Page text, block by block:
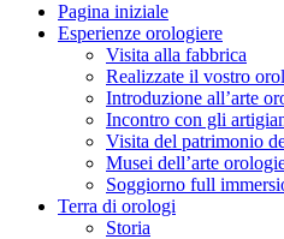
Pagina iniziale
Esperienze orologiere
Visita alla fabbrica
Realizzate il vostro
Introduzione all’arte
Incontro con gli
Visita del patrimonio
Musei dell’arte
Soggiorno full
Terra di orologi
Storia